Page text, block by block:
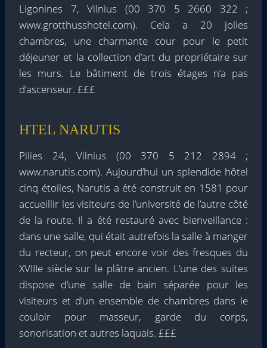
Ligonines 7, Vilnius (00 370 5 2660 322 ;
www.grotthusshotel.com). Cela a 20 jolies
chambres, une charmante cour pour le petit
déjeuner et la collection d’art du propriétaire sur
les murs. Le bâtiment de trois étages n’a pas
d’ascenseur. £££
HTEL NARUTIS
Pilies 24, Vilnius (00 370 5 212 2894 ;
www.narutis.com). Aujourd’hui un splendide hôtel
cinq étoiles, Narutis a été construit en 1581 pour
accueillir les visiteurs de l’université de l’autre côté
de la route. Il a été restauré avec bienveillance :
dans une salle, qui était autrefois la salle à manger
du recteur, on peut encore voir des fresques du
XVIIIe siècle sur le plâtre ancien. L’une des suites
dispose d’une salle de bain séparée pour les
visiteurs et d’un ensemble de chambres dans le
couloir pour masseur, garde du corps,
sonorisation et autres laquais. £££